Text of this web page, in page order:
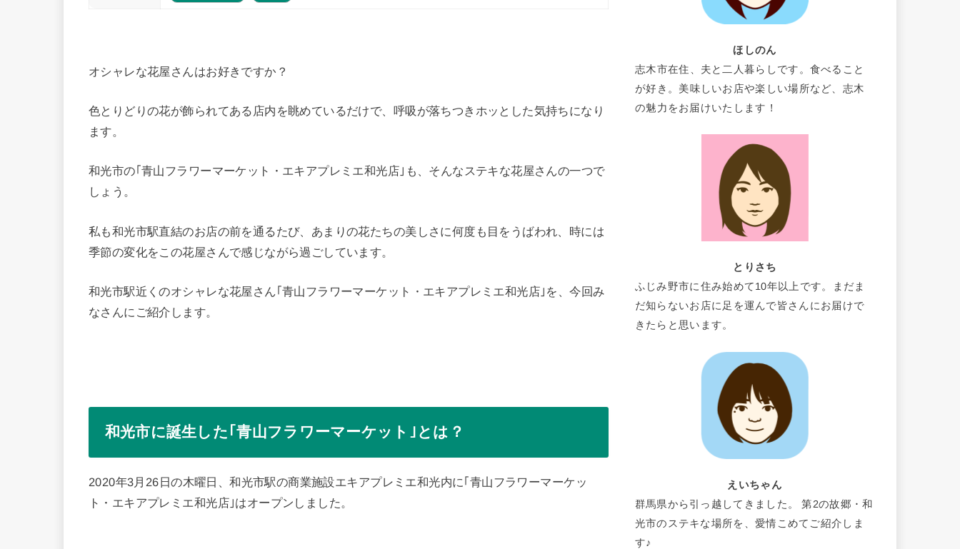
オシャレな花屋さんはお好きですか？
色とりどりの花が飾られてある店内を眺めているだけで、呼吸が落ちつきホッとした気持ちになり
ます。
和光市の｢青山フラワーマーケット・エキアプレミエ和光店｣も、そんなステキな花屋さんの一つで
しょう。
私も和光市駅直結のお店の前を通るたび、あまりの花たちの美しさに何度も目をうばわれ、時には
季節の変化をこの花屋さんで感じながら過ごしています。
和光市駅近くのオシャレな花屋さん｢青山フラワーマーケット・エキアプレミエ和光店｣を、今回み
なさんにご紹介します。
和光市に誕生した｢青山フラワーマーケット｣とは？
2020年3月26日の木曜日、和光市駅の商業施設エキアプレミエ和光内に｢青山フラワーマーケッ
ト・エキアプレミエ和光店｣はオープンしました。
ほしのん
志木市在住、夫と二人暮らしです。食べること
が好き。美味しいお店や楽しい場所など、志木
の魅力をお届けいたします！
とりさち
ふじみ野市に住み始めて10年以上です。まだま
だ知らないお店に足を運んで皆さんにお届けで
きたらと思います。
えいちゃん
群馬県から引っ越してきました。 第2の故郷・和
光市のステキな場所を、愛情こめてご紹介しま
す♪